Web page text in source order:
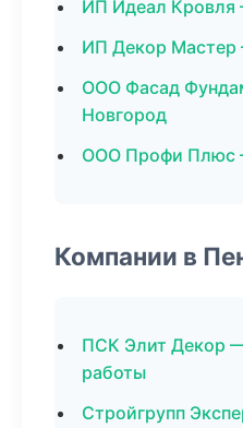
ИП Идеал Кровля
ИП Декор
ООО Фасад
Новгород
ООО Профи Плюс
Компании в
ПСК Элит Декор
работы
Стройгрупп